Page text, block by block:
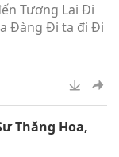
Tương Lai Đi
Đàng Đi ta đi Đi
Thăng Hoa,